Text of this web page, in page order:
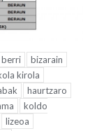
berri
bizarain
kirola
haurtzaro
koldo
lizeoa